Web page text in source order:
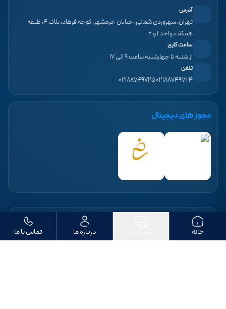
آدرس
تهران، سهروردی شمالی، خیابان خرمشهر، کوچه فرهاد، پلاک ۴، طبقه
همکف، واحد ۱ و ۲
ساعت کاری
از شنبه تا چهارشنبه ساعت ۹ الی ۱۷
تلفن
۰۲۱۸۸۷۴۹۷۲۴۰۲۱۸۸۷۴۹۷۲۵
مجوز های دیجیتال
ما را دنبال کنید
خانه درباره ما تماس با ما